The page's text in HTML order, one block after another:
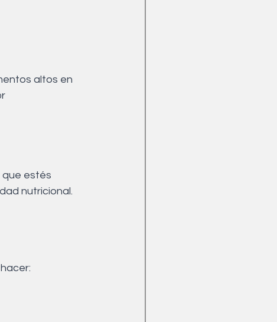
altos en
que estés
nutricional.